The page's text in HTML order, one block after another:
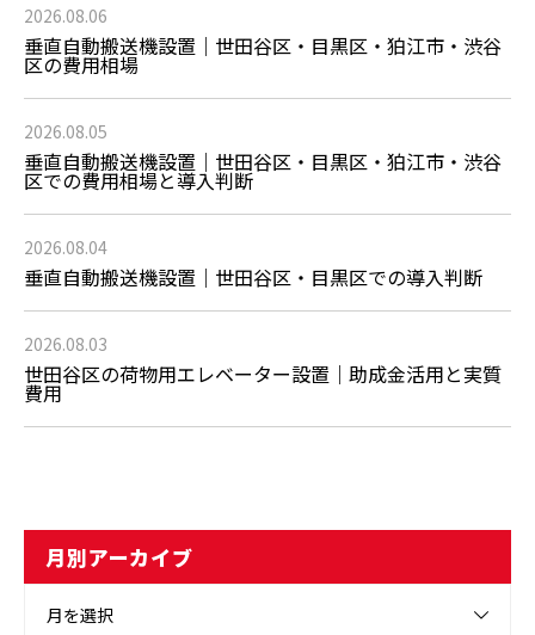
2026.08.06
垂直自動搬送機設置｜世田谷区・目黒区・狛江市・渋谷
区の費用相場
2026.08.05
垂直自動搬送機設置｜世田谷区・目黒区・狛江市・渋谷
区での費用相場と導入判断
2026.08.04
垂直自動搬送機設置｜世田谷区・目黒区での導入判断
2026.08.03
世田谷区の荷物用エレベーター設置｜助成金活用と実質
費用
月別アーカイブ
月を選択